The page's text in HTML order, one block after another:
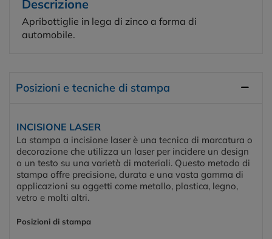
Descrizione
Apribottiglie in lega di zinco a forma di
automobile.
Posizioni e tecniche di stampa
INCISIONE LASER
La stampa a incisione laser è una tecnica di marcatura o
decorazione che utilizza un laser per incidere un design
o un testo su una varietà di materiali. Questo metodo di
stampa offre precisione, durata e una vasta gamma di
applicazioni su oggetti come metallo, plastica, legno,
vetro e molti altri.
Posizioni di stampa